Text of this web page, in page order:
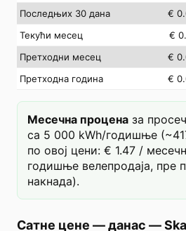
Последњих 30 дана
€
Текући месец
€
Претходни месец
€
Претходна година
€
Месечна процена за
са 5 000 kWh/годишње
по овој цени: € 1.47 /
годишње велепродаја, пре
накнада).
Сатне цене — данас —